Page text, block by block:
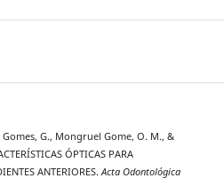
G., Mongruel Gome, O. M., &
ÓPTICAS PARA
ANTERIORES.Acta Odontológica